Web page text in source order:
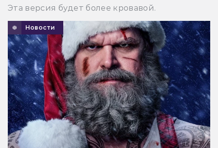
Эта версия будет более кровавой.
Новости